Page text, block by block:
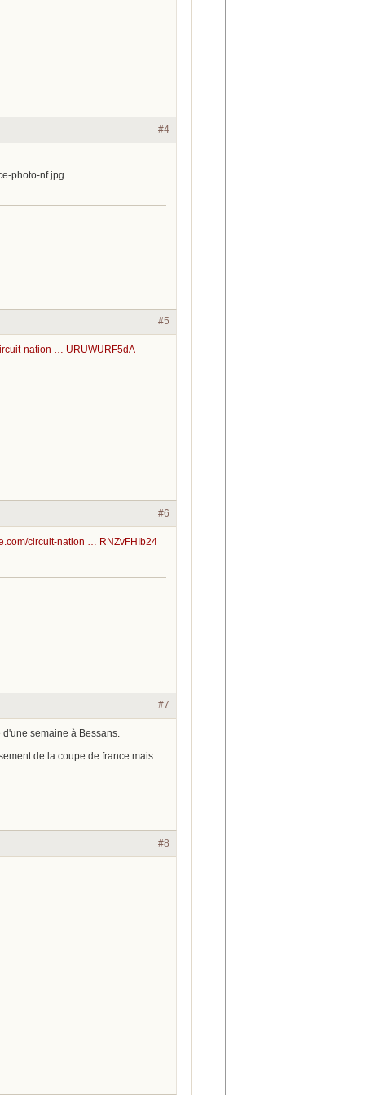
#4
#5
nation … URUWURF5dA
#6
circuit-nation … RNZvFHIb24
#7
semaine à Bessans.
de la coupe de france mais
#8